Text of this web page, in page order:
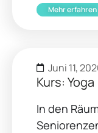
Mehr erfahren
Juni 11,
Kurs: Yoga
In den